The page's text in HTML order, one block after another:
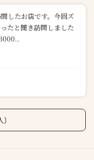
たと聞き訪問しました
23000...